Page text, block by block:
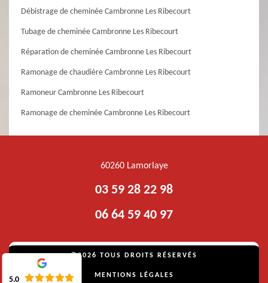
Débistrage de cheminée Cambronne Les Ribecourt
Tubage de cheminée Cambronne Les Ribecourt
Réparation de cheminée Cambronne Les Ribecourt
Ramonage de chaudière Cambronne Les Ribecourt
Ramoneur Cambronne Les Ribecourt
Ramonage de cheminée Cambronne Les Ribecourt
60260 Lamorlaye
03 59 28 22 98
06 64 59 40 97
©2026 TOUS DROITS RÉSERVÉS
MENTIONS LÉGALES
5.0